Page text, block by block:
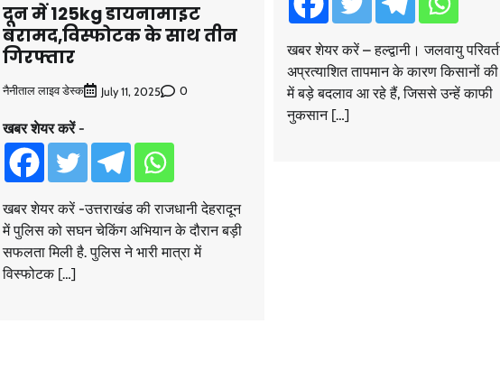
दून में 125kg डायनामाइट
बरामद,विस्फोटक के साथ तीन
गिरफ्तार
नैनीताल लाइव डेस्क July 11, 2025 0
खबर शेयर करें -
खबर शेयर करें -उत्तराखंड की राजधानी देहरादून
में पुलिस को सघन चेकिंग अभियान के दौरान बड़ी
सफलता मिली है. पुलिस ने भारी मात्रा में
विस्फोटक […]
खबर शेयर करें – हल्द्वानी। जलवायु
अप्रत्याशित तापमान के कारण किसानों
में बड़े बदलाव आ रहे हैं, जिससे उन्हें काफी
नुकसान […]